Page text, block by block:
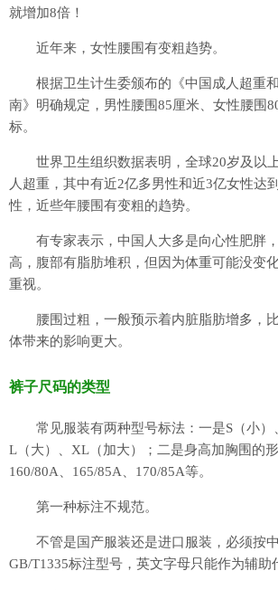
就增加8倍！
近年来，女性腰围有变粗趋势。
根据卫生计生委颁布的《中国成人超重和
南》明确规定，男性腰围85厘米、女性腰围
标。
世界卫生组织数据表明，全球20岁及以
人超重，其中有近2亿多男性和近3亿女性达
性，近些年腰围有变粗的趋势。
有专家表示，中国人大多是向心性肥胖，
高，腹部有脂肪堆积，但因为体重可能没变
重视。
腰围过粗，一般预示着内脏脂肪增多，比
体带来的影响更大。
裤子尺码的类型
常见服装有两种型号标法：一是S（小）
L（大）、XL（加大）；二是身高加胸围的
160/80A、165/85A、170/85A等。
第一种标注不规范。
不管是国产服装还是进口服装，必须按
GB/T1335标注型号，英文字母只能作为辅助